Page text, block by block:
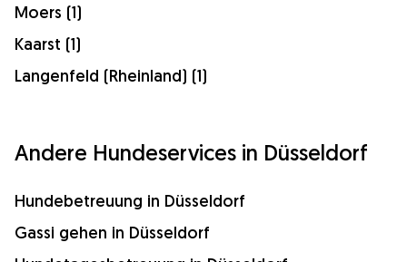
Moers (1)
Kaarst (1)
Langenfeld (Rheinland) (1)
Andere Hundeservices in Düsseldorf
Hundebetreuung in Düsseldorf
Gassi gehen in Düsseldorf